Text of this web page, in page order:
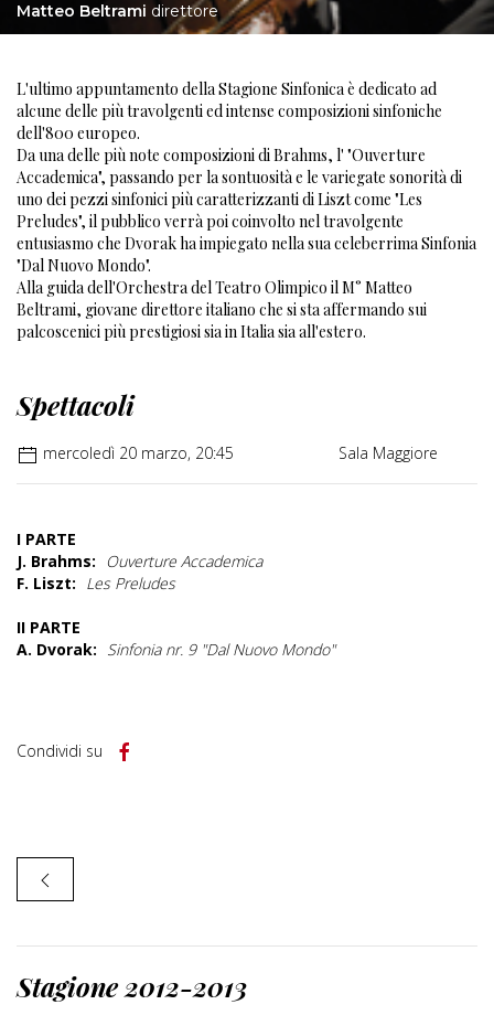
Matteo Beltrami direttore
L'ultimo appuntamento della Stagione Sinfonica è dedicato ad
alcune delle più travolgenti ed intense composizioni sinfoniche
dell'800 europeo.
Da una delle più note composizioni di Brahms, l' "Ouverture
Accademica", passando per la sontuosità e le variegate sonorità di
uno dei pezzi sinfonici più caratterizzanti di Liszt come "Les
Preludes", il pubblico verrà poi coinvolto nel travolgente
entusiasmo che Dvorak ha impiegato nella sua celeberrima Sinfonia
"Dal Nuovo Mondo".
Alla guida dell'Orchestra del Teatro Olimpico il M° Matteo
Beltrami, giovane direttore italiano che si sta affermando sui
palcoscenici più prestigiosi sia in Italia sia all'estero.
Spettacoli
mercoledì 20 marzo, 20:45 Sala Maggiore
I PARTE
J. Brahms: Ouverture Accademica
F. Liszt: Les Preludes
II PARTE
A. Dvorak: Sinfonia nr. 9 "Dal Nuovo Mondo"
Condividi su
Stagione 2012-2013